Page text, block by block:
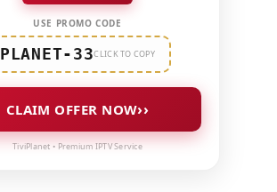
USE PROMO CODE
PLANET-33CLICK TO COPY
CLAIM OFFER NOW››
TiviPlanet • Premium IPTV Service